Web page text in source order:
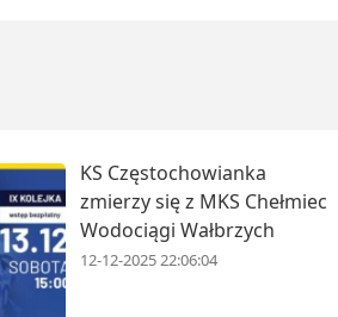
KS Częstochowianka
zmierzy się z MKS Chełmiec
Wodociągi Wałbrzych
12-12-2025 22:06:04